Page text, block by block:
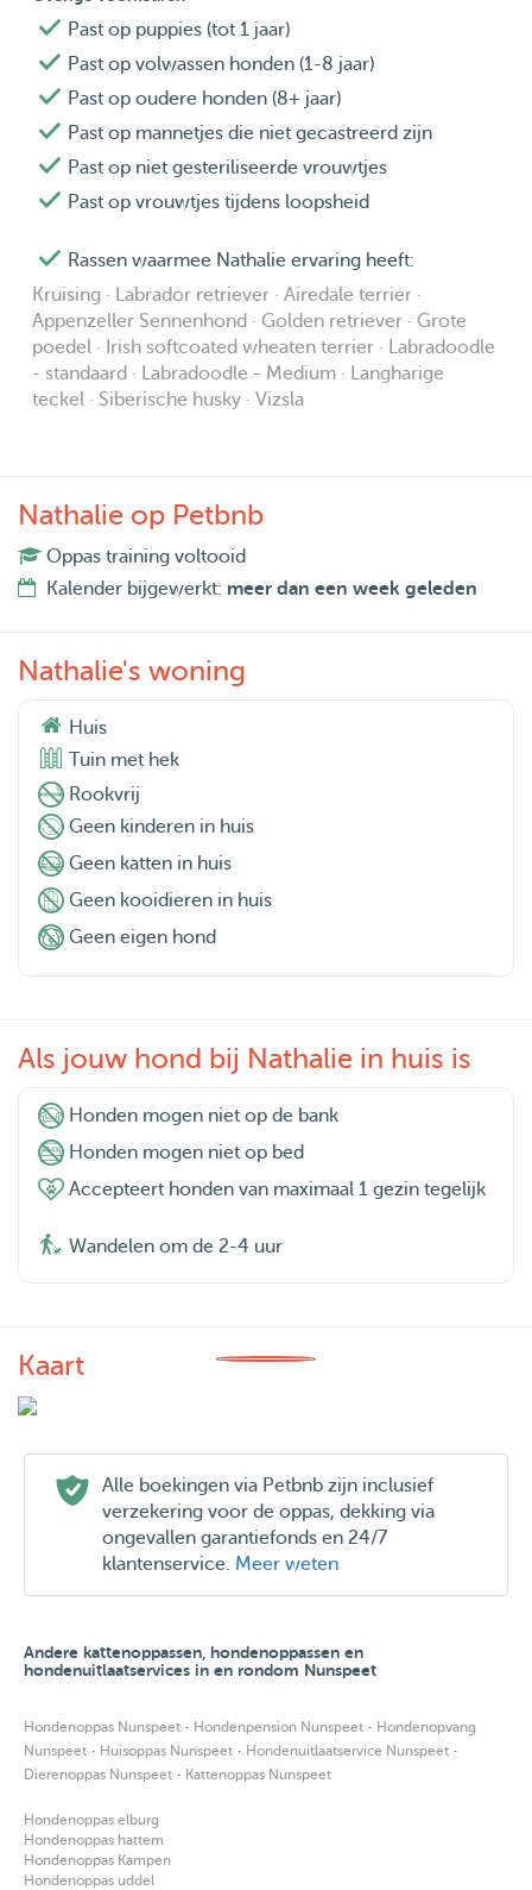
Past op puppies (tot 1 jaar)
Past op volwassen honden (1-8 jaar)
Past op oudere honden (8+ jaar)
Past op mannetjes die niet gecastreerd zijn
Past op niet gesteriliseerde vrouwtjes
Past op vrouwtjes tijdens loopsheid
Rassen waarmee Nathalie ervaring heeft:
Kruising · Labrador retriever · Airedale terrier ·
Appenzeller Sennenhond · Golden retriever · Grote
poedel · Irish softcoated wheaten terrier · Labradoodle
- standaard · Labradoodle - Medium · Langharige
teckel · Siberische husky · Vizsla
Nathalie op Petbnb
Oppas training voltooid
Kalender bijgewerkt: meer dan een week geleden
Nathalie's woning
Huis
Tuin met hek
Rookvrij
Geen kinderen in huis
Geen katten in huis
Geen kooidieren in huis
Geen eigen hond
Als jouw hond bij Nathalie in huis is
Honden mogen niet op de bank
Honden mogen niet op bed
Accepteert honden van maximaal 1 gezin tegelijk
Wandelen om de 2-4 uur
Kaart
Alle boekingen via Petbnb zijn inclusief
verzekering voor de oppas, dekking via
ongevallen garantiefonds en 24/7
klantenservice. Meer weten
Andere kattenoppassen, hondenoppassen en
hondenuitlaatservices in en rondom Nunspeet
Hondenoppas Nunspeet · Hondenpension Nunspeet · Hondenopvang
Nunspeet · Huisoppas Nunspeet · Hondenuitlaatservice Nunspeet ·
Dierenoppas Nunspeet · Kattenoppas Nunspeet
Hondenoppas elburg
Hondenoppas hattem
Hondenoppas Kampen
Hondenoppas uddel